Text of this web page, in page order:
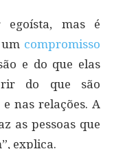
egoísta, mas é
compromisso
e do que elas
do que são
nas relações. A
as pessoas que
explica.